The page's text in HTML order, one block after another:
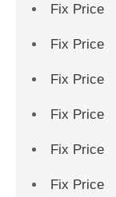
Fix Price
Fix Price
Fix Price
Fix Price
Fix Price
Fix Price